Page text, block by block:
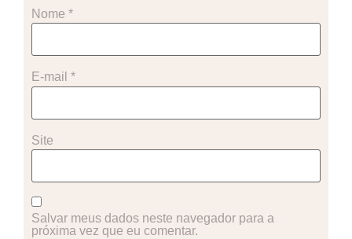
Nome *
E-mail *
Site
Salvar meus dados neste navegador para a
próxima vez que eu comentar.